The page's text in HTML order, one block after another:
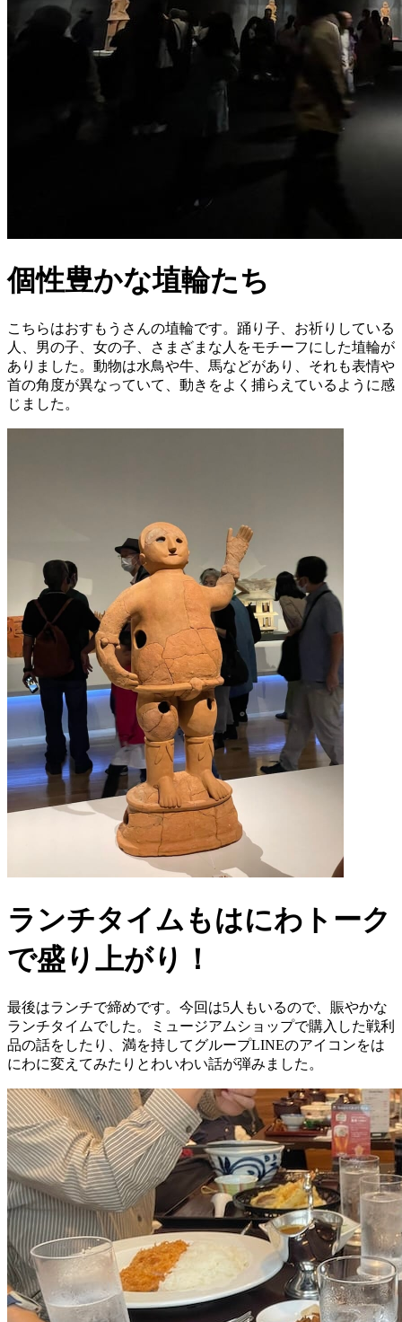
個性豊かな埴輪たち
こちらはおすもうさんの埴輪です。踊り子、お祈りしている
人、男の子、女の子、さまざまな人をモチーフにした埴輪が
ありました。動物は水鳥や牛、馬などがあり、それも表情や
首の角度が異なっていて、動きをよく捕らえているように感
じました。
ランチタイムもはにわトーク
で盛り上がり！
最後はランチで締めです。今回は5人もいるので、賑やかな
ランチタイムでした。ミュージアムショップで購入した戦利
品の話をしたり、満を持してグループLINEのアイコンをは
にわに変えてみたりとわいわい話が弾みました。